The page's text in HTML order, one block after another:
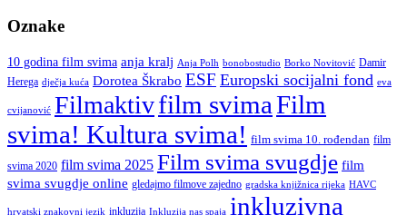
Oznake
10 godina film svima anja kralj Anja Polh bonobostudio Borko Novitović Damir
Herega dječja kuća Dorotea Škrabo ESF Europski socijalni fond eva
cvijanović Filmaktivfilm svimaFilm
svima! Kultura svima! film svima 10. rođendan film
svima 2020 film svima 2025 Film svima svugdje film
svima svugdje online gledajmo filmove zajedno gradska knjižnica rijeka HAVC
hrvatski znakovni jezik inkluzija Inkluzija nas spaja inkluzivna